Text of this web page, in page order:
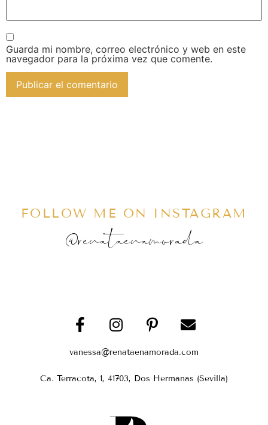
Guarda mi nombre, correo electrónico y web en este
navegador para la próxima vez que comente.
FOLLOW ME ON INSTAGRAM
@renataenamorada
vanessa@renataenamorada.com
Ca. Terracota, 1, 41703, Dos Hermanas (Sevilla)